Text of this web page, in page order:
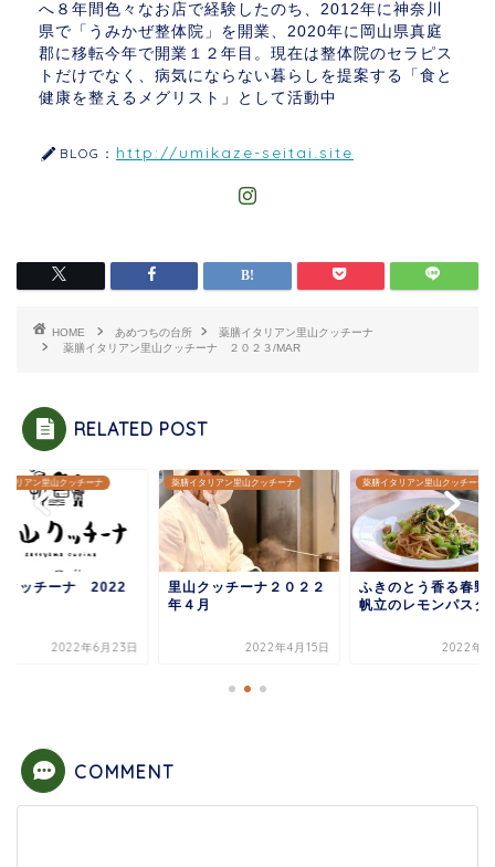
へ８年間色々なお店で経験したのち、2012年に神奈川
県で「うみかぜ整体院」を開業、2020年に岡山県真庭
郡に移転今年で開業１２年目。現在は整体院のセラピス
トだけでなく、病気にならない暮らしを提案する「食と
健康を整えるメグリスト」として活動中
BLOG： http://umikaze-seitai.site
HOME あめつちの台所
薬膳イタリアン里山クッチーナ
薬膳イタリアン里山クッチーナ ２０２３/MAR
RELATED POST
タリアン里山クッチーナ
クッチーナ２０２２
2022年4月15日
薬膳イタリアン里山クッチーナ
ふきのとう香る春野菜と
帆立のレモンパスタ＃３
2022年4月8日
薬膳イタリアン里山クッチーナ
里山クッチーナ
年6月
2022年6
COMMENT